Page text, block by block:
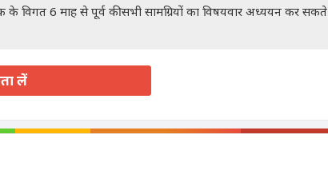
विगत 6 माह से पूर्व की सभी सामग्रियों का विषयवार अध्ययन कर सकते
लें